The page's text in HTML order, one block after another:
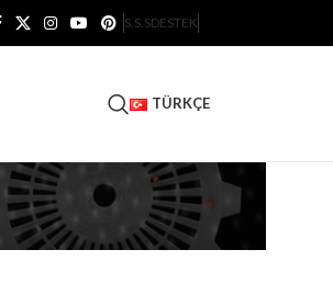
S.S.SDESTEK
TÜRKÇE